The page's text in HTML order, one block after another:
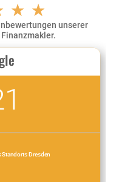
☆ ☆
unserer
Standorts Dresden